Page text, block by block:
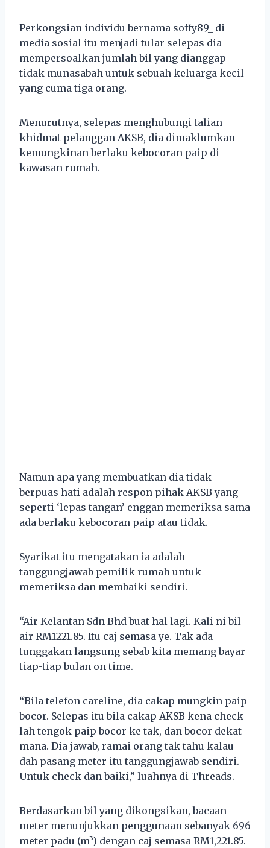
Perkongsian individu bernama soffy89_ di
media sosial itu menjadi tular selepas dia
mempersoalkan jumlah bil yang dianggap
tidak munasabah untuk sebuah keluarga kecil
yang cuma tiga orang.
Menurutnya, selepas menghubungi talian
khidmat pelanggan AKSB, dia dimaklumkan
kemungkinan berlaku kebocoran paip di
kawasan rumah.
Namun apa yang membuatkan dia tidak
berpuas hati adalah respon pihak AKSB yang
seperti ‘lepas tangan’ enggan memeriksa sama
ada berlaku kebocoran paip atau tidak.
Syarikat itu mengatakan ia adalah
tanggungjawab pemilik rumah untuk
memeriksa dan membaiki sendiri.
“Air Kelantan Sdn Bhd buat hal lagi. Kali ni bil
air RM1221.85. Itu caj semasa ye. Tak ada
tunggakan langsung sebab kita memang bayar
tiap-tiap bulan on time.
“Bila telefon careline, dia cakap mungkin paip
bocor. Selepas itu bila cakap AKSB kena check
lah tengok paip bocor ke tak, dan bocor dekat
mana. Dia jawab, ramai orang tak tahu kalau
dah pasang meter itu tanggungjawab sendiri.
Untuk check dan baiki,” luahnya di Threads.
Berdasarkan bil yang dikongsikan, bacaan
meter menunjukkan penggunaan sebanyak 696
meter padu (m³) dengan caj semasa RM1,221.85.